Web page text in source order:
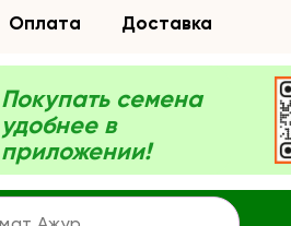
Оплата Доставка
Покупать семена
удобнее в
приложении!